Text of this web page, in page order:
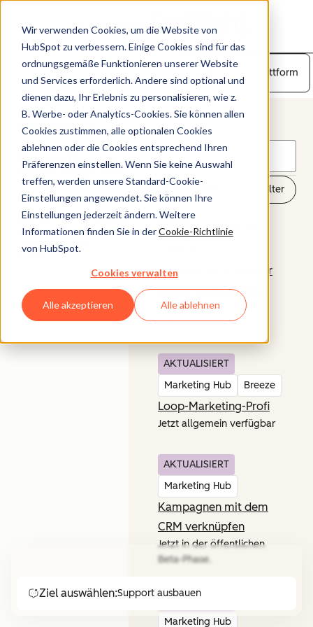
Wir verwenden Cookies, um die Website von
HubSpot zu verbessern. Einige Cookies sind für das
ordnungsgemäße Funktionieren unserer Website
und Services erforderlich. Andere sind optional und
dienen dazu, Ihr Erlebnis zu personalisieren, wie z.
B. Werbe- oder Analytics-Cookies. Sie können allen
Cookies zustimmen, alle optionalen Cookies
ablehnen oder die Cookies entsprechend Ihren
Präferenzen einstellen. Wenn Sie keine Auswahl
treffen, werden unsere Standard-Cookie-
Einstellungen angewendet. Sie können Ihre
Einstellungen jederzeit ändern. Weitere
Informationen finden Sie in derCookie-Richtlinie
von HubSpot.
Cookies verwalten
Alle akzeptieren Alle ablehnen
Ziel auswählen:Support ausbauen
© 2026 HubSpot, Inc.
Rechtliches DatenschutzrichtlinieSicherheitWebsite-Zugänglichkeit
Unternehmen
Über uns
Karriere
Kontakt
Kunde
Kundensupport
Marketplace
Entwicklerplattform
99 Ergebnisse Filter
NEU
Marketing Hub
HubSpot AEO (Answer
Engine Optimization)
Jetzt in der öffentlichen
Beta-Phase.
AKTUALISIERT
Marketing Hub
Breeze
Loop-Marketing-Profi
Jetzt allgemein verfügbar
AKTUALISIERT
Marketing Hub
Kampagnen mit dem
CRM verknüpfen
Jetzt in der öffentlichen
Beta-Phase.
AKTUALISIERT
Marketing Hub